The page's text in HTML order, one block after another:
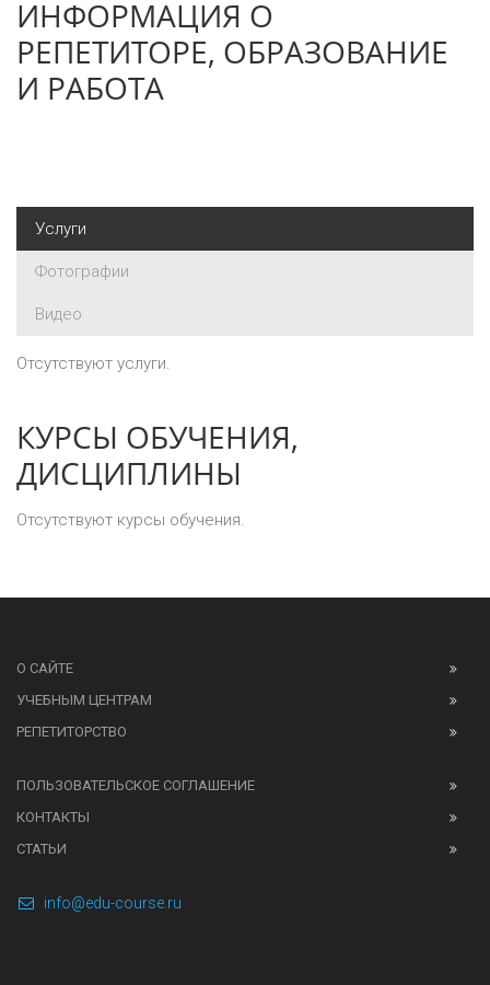
ИНФОРМАЦИЯ О
РЕПЕТИТОРЕ, ОБРАЗОВАНИЕ
И РАБОТА
Услуги
Фотографии
Видео
Отсутствуют услуги.
КУРСЫ ОБУЧЕНИЯ,
ДИСЦИПЛИНЫ
Отсутствуют курсы обучения.
О САЙТЕ
УЧЕБНЫМ ЦЕНТРАМ
РЕПЕТИТОРСТВО
ПОЛЬЗОВАТЕЛЬСКОЕ СОГЛАШЕНИЕ
КОНТАКТЫ
СТАТЬИ
info@edu-course.ru